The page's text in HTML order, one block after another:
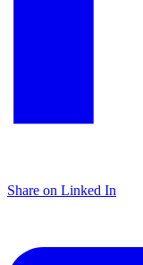
Share on Linked In